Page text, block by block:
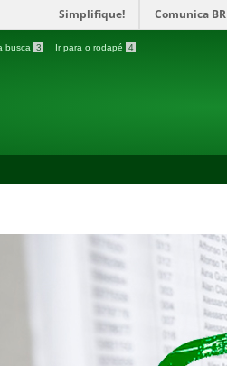
Simplifique! Comunica BR
busca 3 Ir para o rodapé 4